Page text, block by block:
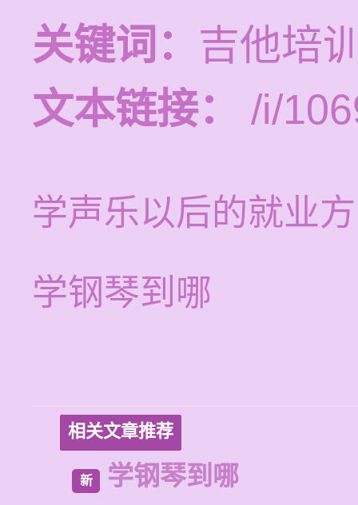
关键词： 吉他培
文本链接：
/i/
学声乐以后的就业
学钢琴到哪
相关文章推荐
新 学钢琴到哪